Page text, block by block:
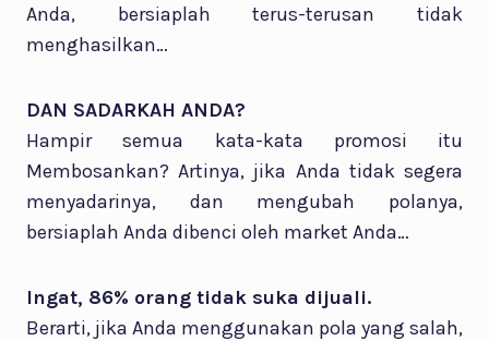
Anda, bersiaplah terus-terusan tidak
menghasilkan…
DAN SADARKAH ANDA?
Hampir semua kata-kata promosi itu
Membosankan? Artinya, jika Anda tidak segera
menyadarinya, dan mengubah polanya,
bersiaplah Anda dibenci oleh market Anda…
Ingat, 86% orang tidak suka dijuali.
Berarti, jika Anda menggunakan pola yang salah,